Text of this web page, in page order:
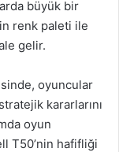
büyük bir
renk paleti ile
gelir.
oyuncular
kararlarını
oyun
T50’nin hafifliği